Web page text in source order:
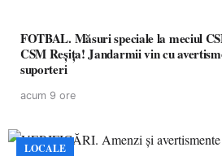
FOTBAL. Măsuri speciale la meciul
CSM Reșița! Jandarmii vin cu
suporteri
acum 9 ore
LOCALE